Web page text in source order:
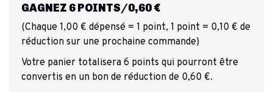
GAGNEZ 6 POINTS/0,60 €
(Chaque 1,00 € dépensé = 1 point, 1 point = 0,10 € de
réduction sur une prochaine commande)
Votre panier totalisera 6 points qui pourront être
convertis en un bon de réduction de 0,60 €.